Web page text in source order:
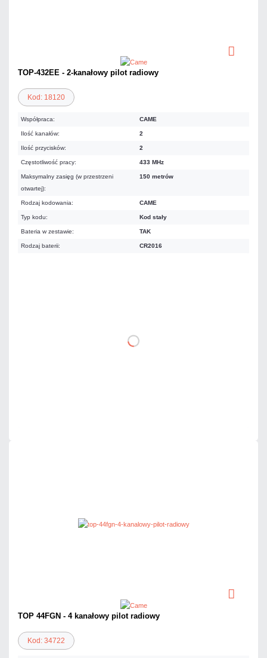
TOP-432EE - 2-kanałowy pilot radiowy
Kod: 18120
Współpraca: CAME
Ilość kanałów: 2
Ilość przycisków: 2
Częstotliwość pracy: 433 MHz
Maksymalny zasięg (w przestrzeni
otwartej):
150 metrów
Rodzaj kodowania: CAME
Typ kodu: Kod stały
Bateria w zestawie: TAK
Rodzaj baterii: CR2016
DO KOSZYKA
TOP 44FGN - 4 kanałowy pilot radiowy
Kod: 34722